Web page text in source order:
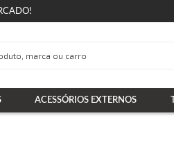
ACESSÓRIOS EXTERNOS